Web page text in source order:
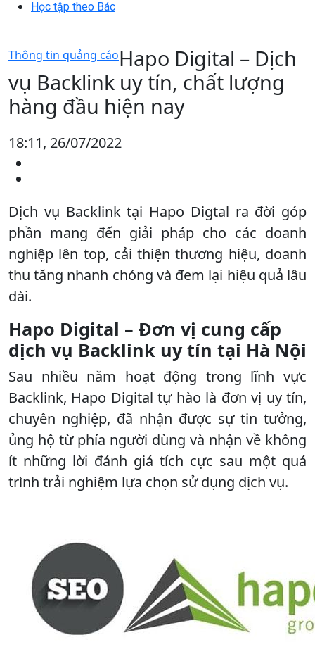
Học tập theo Bác
Thông tin quảng cáoHapo Digital – Dịch
vụ Backlink uy tín, chất lượng
hàng đầu hiện nay
18:11, 26/07/2022
Dịch vụ Backlink tại Hapo Digtal ra đời góp
phần mang đến giải pháp cho các doanh
nghiệp lên top, cải thiện thương hiệu, doanh
thu tăng nhanh chóng và đem lại hiệu quả lâu
dài.
Hapo Digital – Đơn vị cung cấp
dịch vụ Backlink uy tín tại Hà Nội
Sau nhiều năm hoạt động trong lĩnh vực
Backlink, Hapo Digital tự hào là đơn vị uy tín,
chuyên nghiệp, đã nhận được sự tin tưởng,
ủng hộ từ phía người dùng và nhận về không
ít những lời đánh giá tích cực sau một quá
trình trải nghiệm lựa chọn sử dụng dịch vụ.